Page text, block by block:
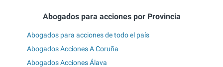
Abogados para acciones por Provincia
Abogados para acciones de todo el país
Abogados Acciones A Coruña
Abogados Acciones Álava